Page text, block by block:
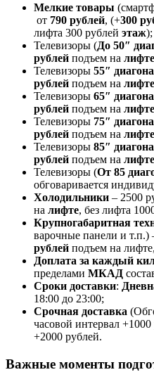
Мелкие товары
от 790 рублей, (+300
лифта 300 рублей этаж);
Телевизоры (До 50″
рублей подъем на лифте
Телевизоры 55″
рублей подъем на лифте
Телевизоры 65″
рублей подъем на лифте
Телевизоры 75″
рублей подъем на лифте
Телевизоры 85″
рублей подъем на лифте
Телевизоры (От 85
обговаривается
Холодильники – 2500
на лифте, без лифта
Крупногабаритная
варочные панели и т.п.)
рублей подъем на
Доплата за каждый
пределами МКАД
Сроки доставки:
18:00 до 23:00;
Срочная доставка
часовой интервал
+2000 рублей.
Важные моменты